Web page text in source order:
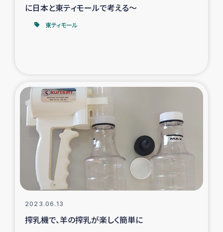
アグロフォレストリー（カカオ）事業
に日本と東ティモールで考える～
東ティモール
2023.06.13
搾乳機で、羊の搾乳が楽しく簡単に